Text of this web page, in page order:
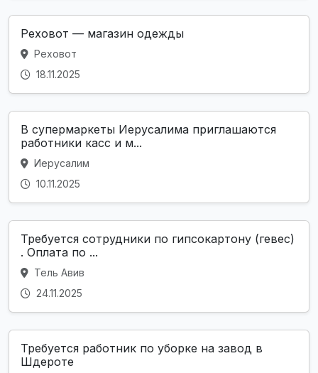
Реховот — магазин одежды
Реховот
18.11.2025
В супермаркеты Иерусалима приглашаются
работники касс и м...
Иерусалим
10.11.2025
Требуется сотрудники по гипсокартону (гевес)
. Оплата по ...
Тель Авив
24.11.2025
Требуется работник по уборке на завод в
Шдероте